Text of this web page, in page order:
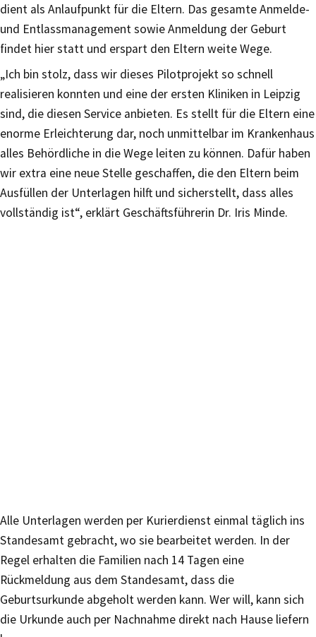
dient als Anlaufpunkt für die Eltern. Das gesamte Anmelde-
und Entlassmanagement sowie Anmeldung der Geburt
findet hier statt und erspart den Eltern weite Wege.
„Ich bin stolz, dass wir dieses Pilotprojekt so schnell
realisieren konnten und eine der ersten Kliniken in Leipzig
sind, die diesen Service anbieten. Es stellt für die Eltern eine
enorme Erleichterung dar, noch unmittelbar im Krankenhaus
alles Behördliche in die Wege leiten zu können. Dafür haben
wir extra eine neue Stelle geschaffen, die den Eltern beim
Ausfüllen der Unterlagen hilft und sicherstellt, dass alles
vollständig ist“, erklärt Geschäftsführerin Dr. Iris Minde.
Alle Unterlagen werden per Kurierdienst einmal täglich ins
Standesamt gebracht, wo sie bearbeitet werden. In der
Regel erhalten die Familien nach 14 Tagen eine
Rückmeldung aus dem Standesamt, dass die
Geburtsurkunde abgeholt werden kann. Wer will, kann sich
die Urkunde auch per Nachnahme direkt nach Hause liefern